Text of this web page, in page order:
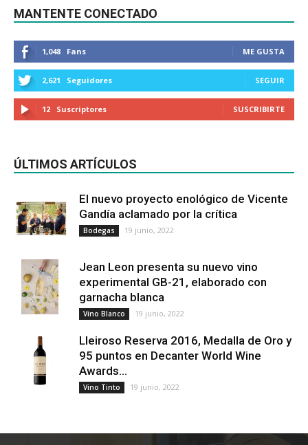
MANTENTE CONECTADO
1,048 Fans ME GUSTA
2,621 Seguidores SEGUIR
12 Suscriptores SUSCRIBIRTE
ÚLTIMOS ARTÍCULOS
El nuevo proyecto enológico de Vicente
Gandía aclamado por la crítica
Bodegas 19 junio, 2022
Jean Leon presenta su nuevo vino
experimental GB-21, elaborado con
garnacha blanca
Vino Blanco 19 junio, 2022
Lleiroso Reserva 2016, Medalla de Oro y
95 puntos en Decanter World Wine
Awards...
Vino Tinto 19 junio, 2022